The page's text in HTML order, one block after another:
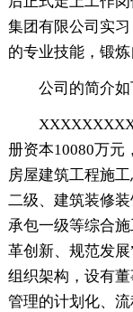
集团有限公司实
的专业技能，锻
公司的简介如
册资本10080万
房屋建筑工程施
二级、建筑装修
承包一级等综合
革创新、规范发
组织架构，设有
管理的计划化、